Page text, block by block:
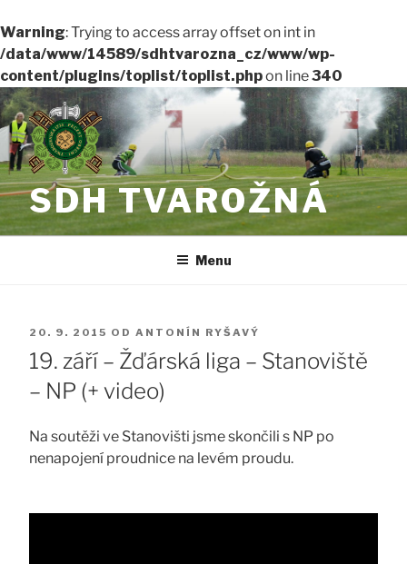
Warning: Trying to access array offset on int in
/data/www/14589/sdhtvarozna_cz/www/wp-
content/plugins/toplist/toplist.phpon line340
Přejít
k
obsahu
webu
SDH TVAROŽNÁ
Menu
PUBLIKOVÁNO
20. 9. 2015 OD ANTONÍN RYŠAVÝ
19. září – Žďárská liga – Stanoviště
– NP (+ video)
Na soutěži ve Stanovišti jsme skončili s NP po
nenapojení proudnice na levém proudu.